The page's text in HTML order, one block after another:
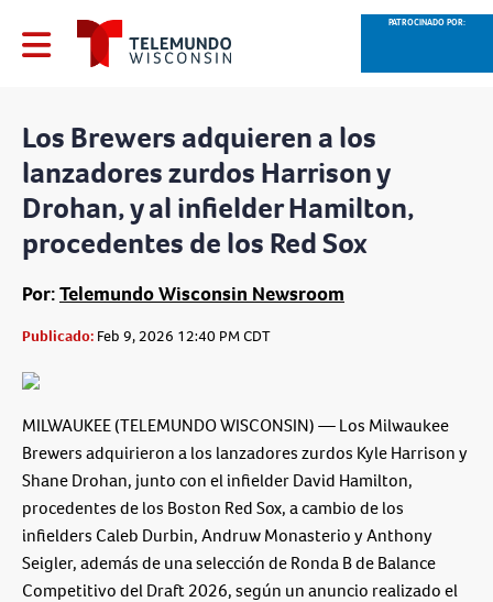
PATROCINADO POR:
Los Brewers adquieren a los
lanzadores zurdos Harrison y
Drohan, y al infielder Hamilton,
procedentes de los Red Sox
Por:Telemundo Wisconsin Newsroom
Publicado: Feb 9, 2026 12:40 PM CDT
MILWAUKEE (TELEMUNDO WISCONSIN) — Los Milwaukee
Brewers adquirieron a los lanzadores zurdos Kyle Harrison y
Shane Drohan, junto con el infielder David Hamilton,
procedentes de los Boston Red Sox, a cambio de los
infielders Caleb Durbin, Andruw Monasterio y Anthony
Seigler, además de una selección de Ronda B de Balance
Competitivo del Draft 2026, según un anuncio realizado el